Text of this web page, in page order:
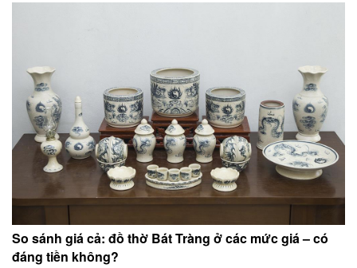
So sánh giá cả: đồ thờ Bát Tràng ở các mức giá – có
đáng tiền không?